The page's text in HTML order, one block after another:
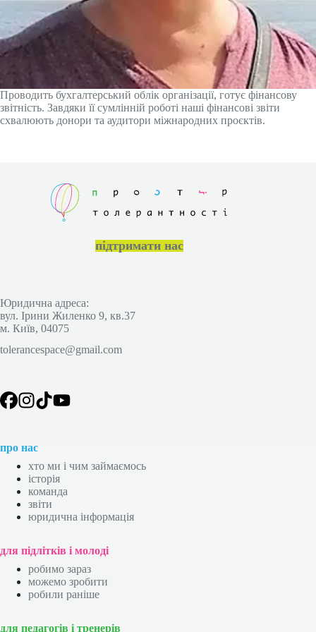
Проводить бухгалтерський облік організації, готує фінансову
звітність. Завдяки її сумлінній роботі наші фінансові звіти
схвалюють донори та аудитори міжнародних проєктів.
підтримати нас
Юридична адреса:
вул. Ірини Жиленко 9, кв.37
м. Київ, 04075
tolerancespace@gmail.com
про нас
хто ми і чим займаємось
історія
команда
звіти
юридична інформація
для підлітків і молоді
робимо зараз
можемо зробити
робили раніше
для педагогів і тренерів